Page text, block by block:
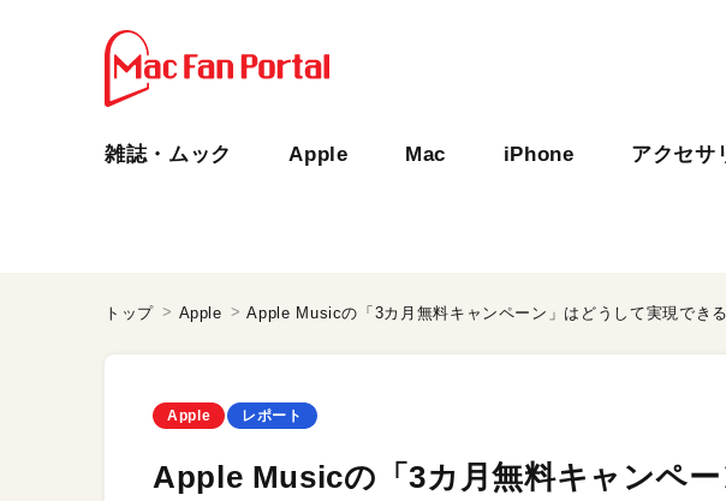
雑誌・ムック Apple Mac iPhone アクセサ
トップ Apple
Apple レポート
Apple Musicの「3カ月無料キャンペ